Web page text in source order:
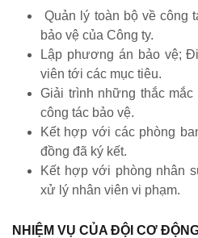
Quản lý toàn bộ về công
bảo vệ của Công ty.
Lập phương án bảo vệ;
viên tới các mục tiêu.
Giải trình những thắc
công tác bảo vệ.
Kết hợp với các phòng
đồng đã ký kết.
Kết hợp với phòng nhân
xử lý nhân viên vi phạm.
NHIỆM VỤ CỦA ĐỘI CƠ